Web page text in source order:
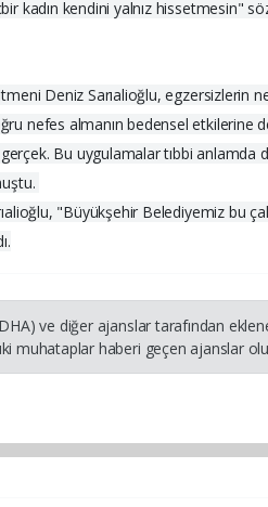
kadın kendini yalnız hissetmesin"
Deniz Sarıalioğlu, egzersizlerin
nefes almanın bedensel etkilerine
Bu uygulamalar tıbbi anlamda
"Büyükşehir Belediyemiz bu
ve diğer ajanslar tarafından
muhataplar haberi geçen ajanslar